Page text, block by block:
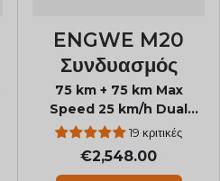
ENGWE M20
Συνδυασμός
75 km + 75 km Max
Speed 25 km/h Dual
Suspension Long Range
E-bike
19 κριτικές
€2,548.00